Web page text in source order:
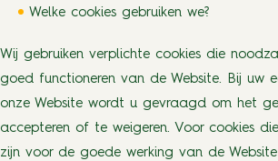
Welke cookies gebruiken we?
Wij gebruiken verplichte cookies die
goed functioneren van de Website. Bij uw
onze Website wordt u gevraagd om het
accepteren of te weigeren. Voor cookies
zijn voor de goede werking van de